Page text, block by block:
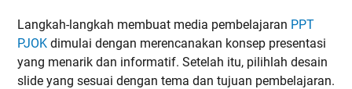
Langkah-langkah membuat media pembelajaran PPT
PJOK dimulai dengan merencanakan konsep presentasi
yang menarik dan informatif. Setelah itu, pilihlah desain
slide yang sesuai dengan tema dan tujuan pembelajaran.